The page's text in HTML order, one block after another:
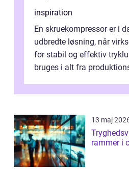
inspiration
En skruekompressor er i
udbredte løsning, når
for stabil og effektiv
bruges i alt fra
13 maj
rammer i